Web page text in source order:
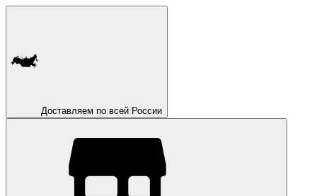
Доставляем по всей России